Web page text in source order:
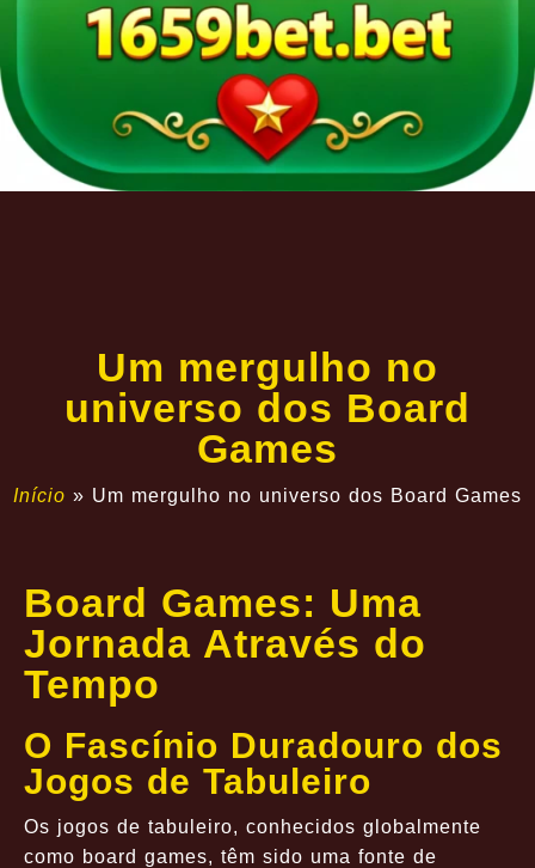
Um mergulho no
universo dos Board
Games
Início » Um mergulho no universo dos Board Games
Board Games: Uma
Jornada Através do
Tempo
O Fascínio Duradouro dos
Jogos de Tabuleiro
Os jogos de tabuleiro, conhecidos globalmente
como board games, têm sido uma fonte de